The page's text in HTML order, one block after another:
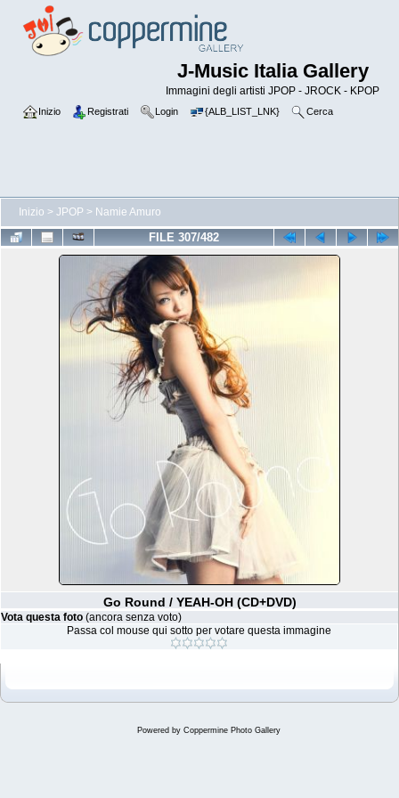
J-Music Italia Gallery
Immagini degli artisti JPOP - JROCK - KPOP
Inizio Registrati Login {ALB_LIST_LNK} Cerca
Inizio > JPOP > Namie Amuro
FILE 307/482
Go Round / YEAH-OH (CD+DVD)
Vota questa foto (ancora senza voto)
Passa col mouse qui sotto per votare questa immagine
Powered by Coppermine Photo Gallery